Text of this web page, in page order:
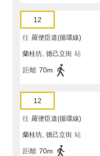
12
往 羅便臣道(循環線)
蘭桂坊, 德己立街 站
距離 70m
12
往 羅便臣道(循環線)
蘭桂坊, 德己立街 站
距離 70m